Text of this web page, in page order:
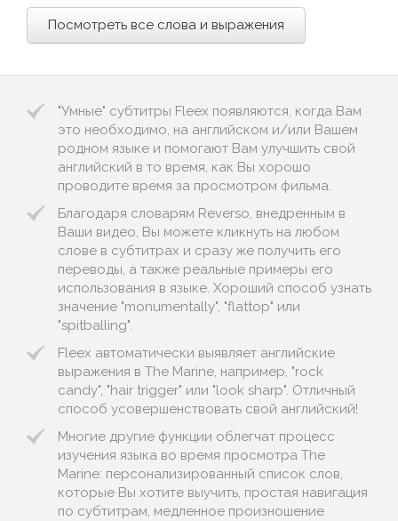
Посмотреть все слова и выражения
"Умные" субтитры Fleex появляются, когда Вам
это необходимо, на английском и/или Вашем
родном языке и помогают Вам улучшить свой
английский в то время, как Вы хорошо
проводите время за просмотром фильма.
Благодаря словарям Reverso, внедренным в
Ваши видео, Вы можете кликнуть на любом
слове в субтитрах и сразу же получить его
переводы, а также реальные примеры его
использования в языке. Хороший способ узнать
значение "monumentally", "flattop" или
"spitballing".
Fleex автоматически выявляет английские
выражения в The Marine, например, "rock
candy", "hair trigger" или "look sharp". Отличный
способ усовершенствовать свой английский!
Многие другие функции облегчат процесс
изучения языка во время просмотра The
Marine: персонализированный список слов,
которые Вы хотите выучить, простая навигация
по субтитрам, медленное произношение